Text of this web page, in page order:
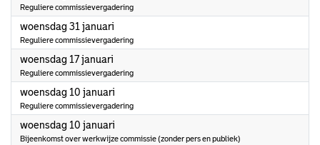
Reguliere commissievergadering
woensdag 31 januari
Reguliere commissievergadering
woensdag 17 januari
Reguliere commissievergadering
woensdag 10 januari
Reguliere commissievergadering
woensdag 10 januari
Bijeenkomst over werkwijze commissie (zonder pers en publiek)